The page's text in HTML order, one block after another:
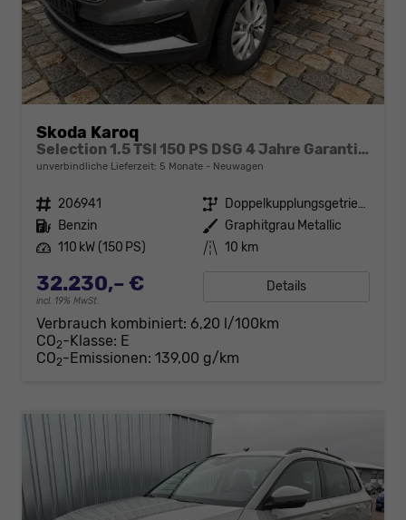
Skoda Karoq
Selection 1.5 TSI 150 PS DSG 4 Jahre Garantie-Anhängerkupplung-Keyless Start-AppleCarPlay-AndroidAuto-Sunset-Tempomat-2-Zonen-Klima-16''Alu
unverbindliche Lieferzeit: 5 Monate Neuwagen
Fahrzeugnr. 206941 Getriebe
Doppelkupplungsgetriebe (DSG)
Kraftstoff Benzin Außenfarbe Graphitgrau Metallic
Leistung 110 kW (150 PS) Kilometerstand 10 km
32.230,– €
incl. 19% MwSt.
Details
Verbrauch kombiniert: 6,20 l/100km
CO2-Klasse: E
CO2-Emissionen: 139,00 g/km